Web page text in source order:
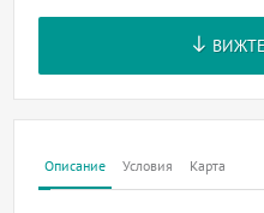
Описание Условия Карта